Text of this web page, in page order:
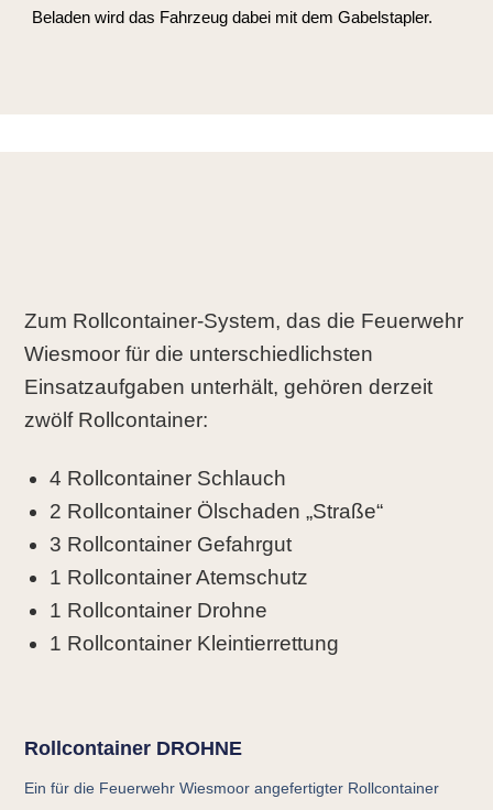
Beladen wird das Fahrzeug dabei mit dem Gabelstapler.
Zum Rollcontainer-System, das die Feuerwehr
Wiesmoor für die unterschiedlichsten
Einsatzaufgaben unterhält, gehören derzeit
zwölf Rollcontainer:
4 Rollcontainer Schlauch
2 Rollcontainer Ölschaden „Straße“
3 Rollcontainer Gefahrgut
1 Rollcontainer Atemschutz
1 Rollcontainer Drohne
1 Rollcontainer Kleintierrettung
Rollcontainer DROHNE
Ein für die Feuerwehr Wiesmoor angefertigter Rollcontainer